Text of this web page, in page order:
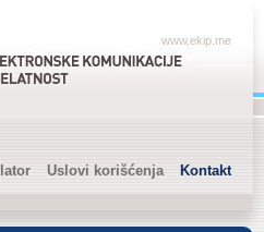
www.ekip.me
Uslovi korišćenja Kontakt